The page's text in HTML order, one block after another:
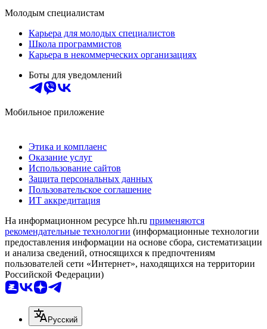
Молодым специалистам
Карьера для молодых специалистов
Школа программистов
Карьера в некоммерческих организациях
Боты для уведомлений
Мобильное приложение
Этика и комплаенс
Оказание услуг
Использование сайтов
Защита персональных данных
Пользовательское соглашение
ИТ аккредитация
На информационном ресурсе hh.ru применяются
рекомендательные технологии (информационные технологии
предоставления информации на основе сбора, систематизации
и анализа сведений, относящихся к предпочтениям
пользователей сети «Интернет», находящихся на территории
Российской Федерации)
Русский